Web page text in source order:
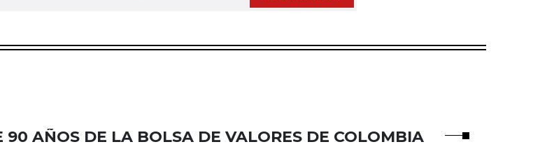
90 AÑOS DE LA BOLSA DE VALORES DE COLOMBIA